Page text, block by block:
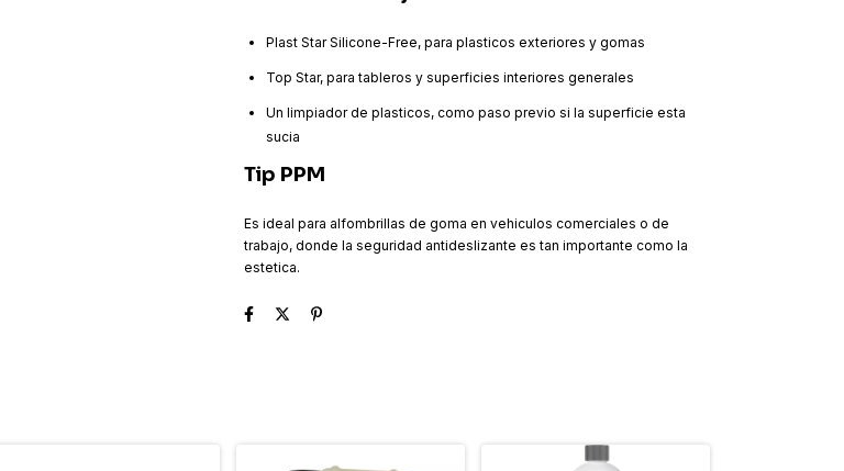
Plast Star Silicone-Free, para plasticos exteriores y gomas
Top Star, para tableros y superficies interiores generales
Un limpiador de plasticos, como paso previo si la superficie esta
sucia
Tip PPM
Es ideal para alfombrillas de goma en vehiculos comerciales o de
trabajo, donde la seguridad antideslizante es tan importante como la
estetica.